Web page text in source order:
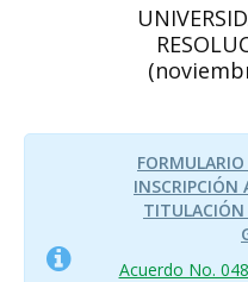
INSCRIPCIÓN
TITULACIÓN
Acuerdo No.